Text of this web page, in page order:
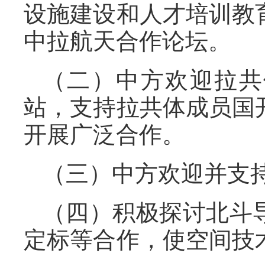
设施建设和人才培训
中拉航天合作论坛。
（二）中方欢迎拉
站，支持拉共体成员
开展广泛合作。
（三）中方欢迎并
（四）积极探讨北
定标等合作，使空间